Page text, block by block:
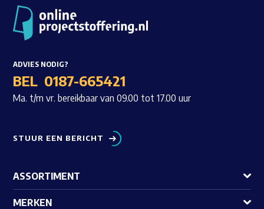
ADVIES NODIG?
BEL 0187-665421
Ma. t/m vr. bereikbaar van 09.00 tot 17.00 uur
STUUR EEN BERICHT
ASSORTIMENT
MERKEN